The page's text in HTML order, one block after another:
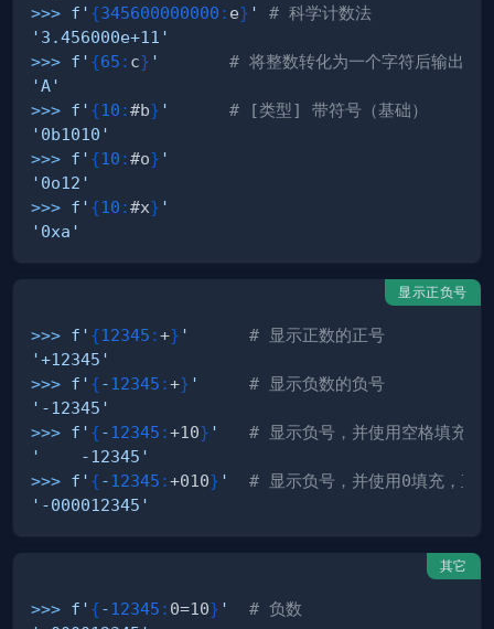
>>> f' {345600000000 : e} '
# 科学计数法
'3.456000e+11'
>>> f' {65 : c} '
# 将整数转化为一个字符后输出
'A'
>>> f' {10 :#b} '
# [类型] 带符号（基础）
'0b1010'
>>> f' {10 :#o} '
'0o12'
>>> f' {10 :#x} '
'0xa'
显示正负号
>>> f' {12345 :+} '
# 显示正数的正号
'+12345'
>>> f' {-12345 :+} '
# 显示负数的负号
'-12345'
>>> f' {-12345 :+10} '
# 显示负号，并使用空格填充，
'    -12345'
>>> f' {-12345 :+010} '
# 显示负号，并使用0填充，直
'-000012345'
其它
>>> f' {-12345 : 0=10} '
# 负数